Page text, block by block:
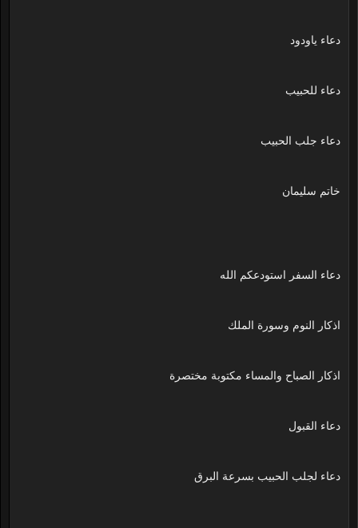
دعاء ياودود
دعاء للحبيب
دعاء جلب الحبيب
خاتم سليمان
دعاء السفر استودعكم الله
اذكار النوم وسورة الملك
اذكار الصباح والمساء مكتوبة مختصرة
دعاء القبول
دعاء لجلب الحبيب بسرعة البرق